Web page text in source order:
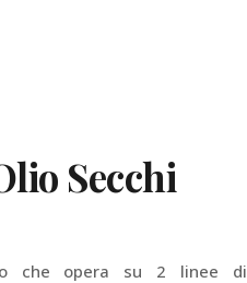
Secchi
che opera su 2 linee di